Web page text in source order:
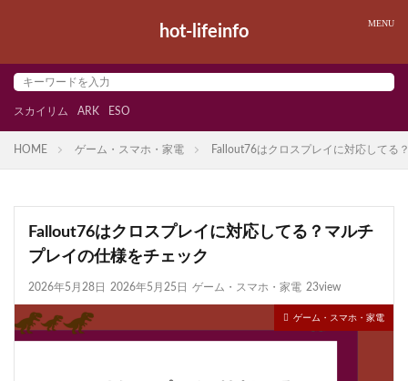
hot-lifeinfo
スカイリム ARK ESO
HOME ゲーム・スマホ・家電 Fallout76はクロスプレイに対応してる
Fallout76はクロスプレイに対応してる？マルチ
プレイの仕様をチェック
2026年5月28日 2026年5月25日 ゲーム・スマホ・家電 23view
ゲーム・スマホ・家電